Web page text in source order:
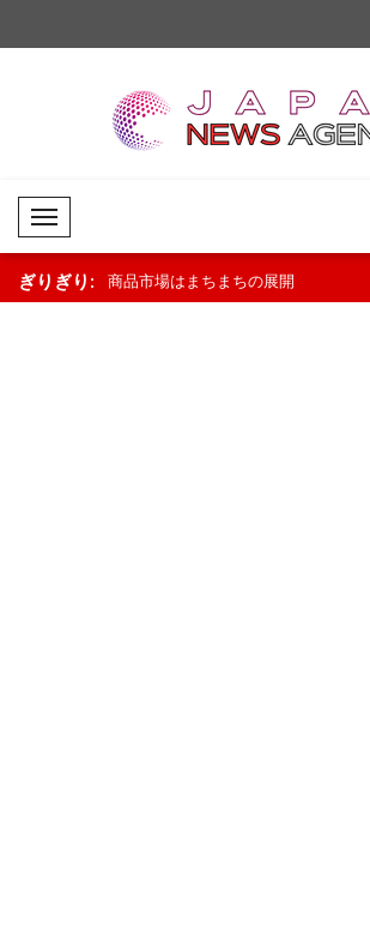
Mobil Menü
ぎりぎり:
調が継続.. 商品市場はまちまちの展開